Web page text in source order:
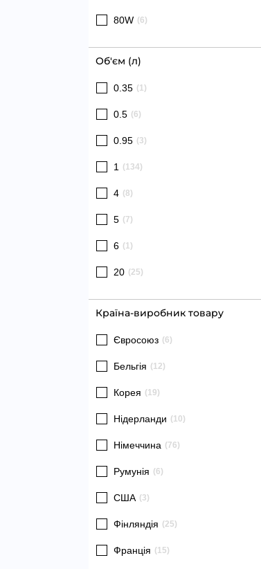
80W (6)
Об'єм (л)
0.35 (1)
0.5 (6)
0.95 (3)
1 (134)
4 (8)
5 (7)
6 (1)
20 (25)
Країна-виробник товару
Євросоюз (6)
Бельгія (12)
Корея (19)
Нідерланди (10)
Німеччина (76)
Румунія (6)
США (3)
Фінляндія (25)
Франція (15)